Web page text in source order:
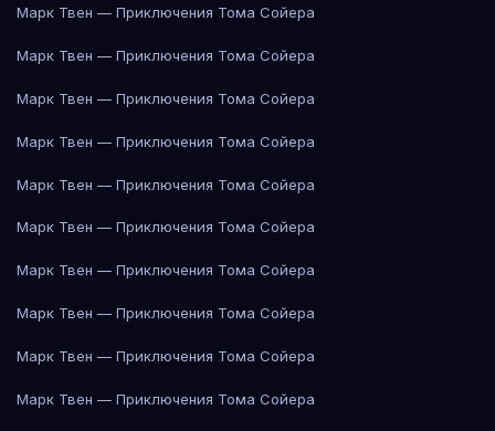
Марк Твен — Приключения Тома Сойера
Марк Твен — Приключения Тома Сойера
Марк Твен — Приключения Тома Сойера
Марк Твен — Приключения Тома Сойера
Марк Твен — Приключения Тома Сойера
Марк Твен — Приключения Тома Сойера
Марк Твен — Приключения Тома Сойера
Марк Твен — Приключения Тома Сойера
Марк Твен — Приключения Тома Сойера
Марк Твен — Приключения Тома Сойера